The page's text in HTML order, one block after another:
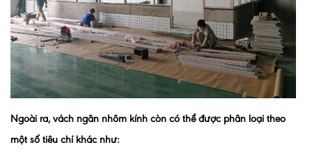
Ngoài ra, vách ngăn nhôm kính còn có thể được phân loại theo
một số tiêu chí khác như: